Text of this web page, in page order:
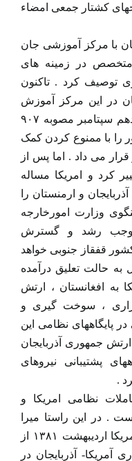
کشتار جمعی امضاء
با مرکز آموزشی جان
متخصص در زمینه های
توصیف کرد . تاکنون
در این مرکز آموزش
دیده اند . با ابن وجود تا قبل از یازدهم سپتامبر مصوبه ۹۰۷
را با ممنوع کردن کمک
می داد . اما پس از
کرد و امریکا مساله
و ارمنستان را
وزارت امورخارجه
موجب رشد و گسترش
قفقاز جنوبی خواهد
یک سال به حالت تعلیق درآمده
به افغانستان ، ارتش
، سوخت گیری و
در پایگاههای نظامی این
جمهوری آذربایجان
پشتیبانی نیروهای
.
نظامی امریکا و
. در این راستا میرا
ریکادل معاون دستیار وزیر دفاع آمریکا اردیبهشت ۱۳۸۱ از
آمریکا- آذربایجان در